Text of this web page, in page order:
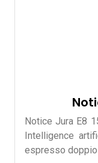
Notice Jura E8
Intelligence
espresso doppio